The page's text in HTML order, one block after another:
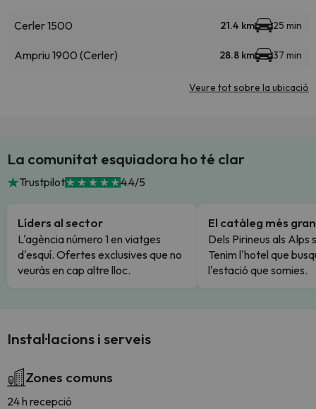
Cerler 1500 21.4 km 25 min
Ampriu 1900 (Cerler) 28.8 km 37 min
Veure tot sobre la ubicació
La comunitat esquiadora ho té clar
Trustpilot 4.4/5
Líders al sector
L'agència número 1 en viatges
d'esquí. Ofertes exclusives que no
veuràs en cap altre lloc.
El catàleg més gran
Dels Pirineus als Alps
Tenim l'hotel que
l'estació que somies.
Instal·lacions i serveis
Zones comuns
24 h recepció